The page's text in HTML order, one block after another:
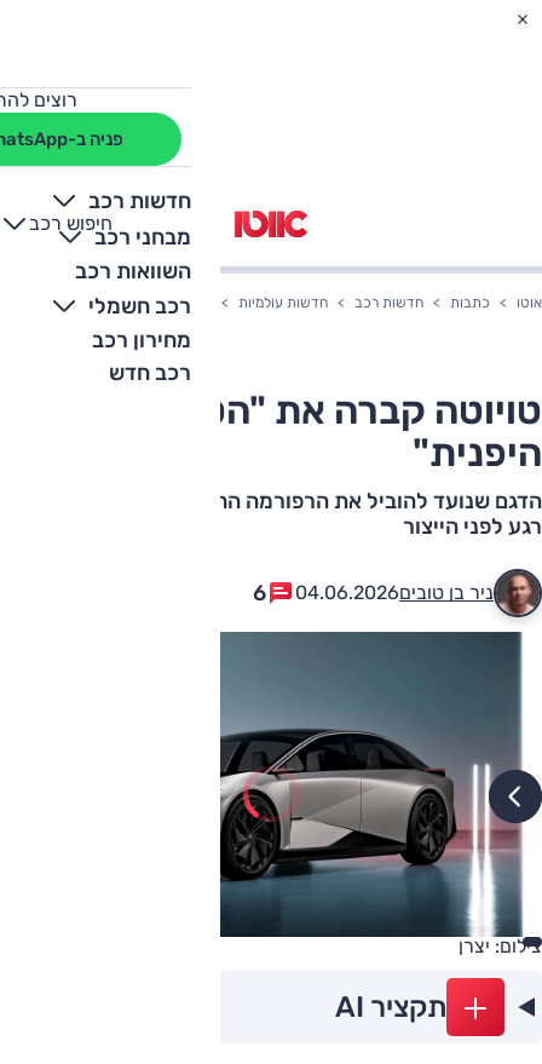
רוצים
פניה ב-WhatsApp
חדשות רכב
מבחני רכב
השוואות רכב
רכב חשמלי
מחירון רכב
רכב חדש
חיפוש רכב
+
-
אוטו כתבות חדשות רכב חדשות עולמיות טויוטה קברה את "הטסלה היפנית"
טויוטה קברה את "הטסלה
היפנית"
הדגם שנועד להוביל את הרפורמה החשמלית של לקסוס נגנז
רגע לפני הייצור
ניר בן טובים04.06.2026
6
צילום: יצרן
תקציר AI